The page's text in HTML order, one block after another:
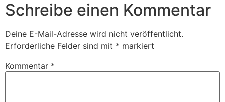
Schreibe einen Kommentar
Deine E-Mail-Adresse wird nicht veröffentlicht.
Erforderliche Felder sind mit * markiert
Kommentar *